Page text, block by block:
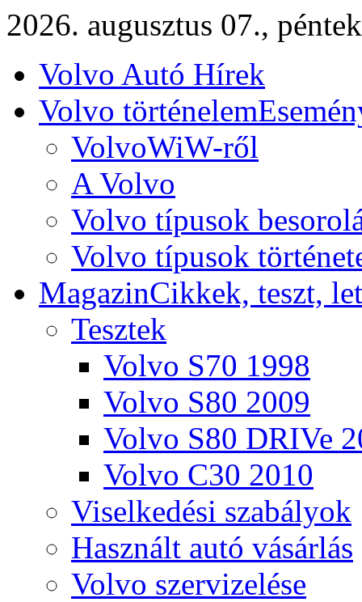
2026. augusztus 07., péntek
Volvo Autó Hírek
Volvo történelem
VolvoWiW-ről
A Volvo
Volvo típusok
Volvo típusok
MagazinCikkek, teszt,
Tesztek
Volvo S70 1998
Volvo S80 2009
Volvo S80 DRIVe
Volvo C30 2010
Viselkedési szabályok
Használt autó vásárlás
Volvo szervizelése